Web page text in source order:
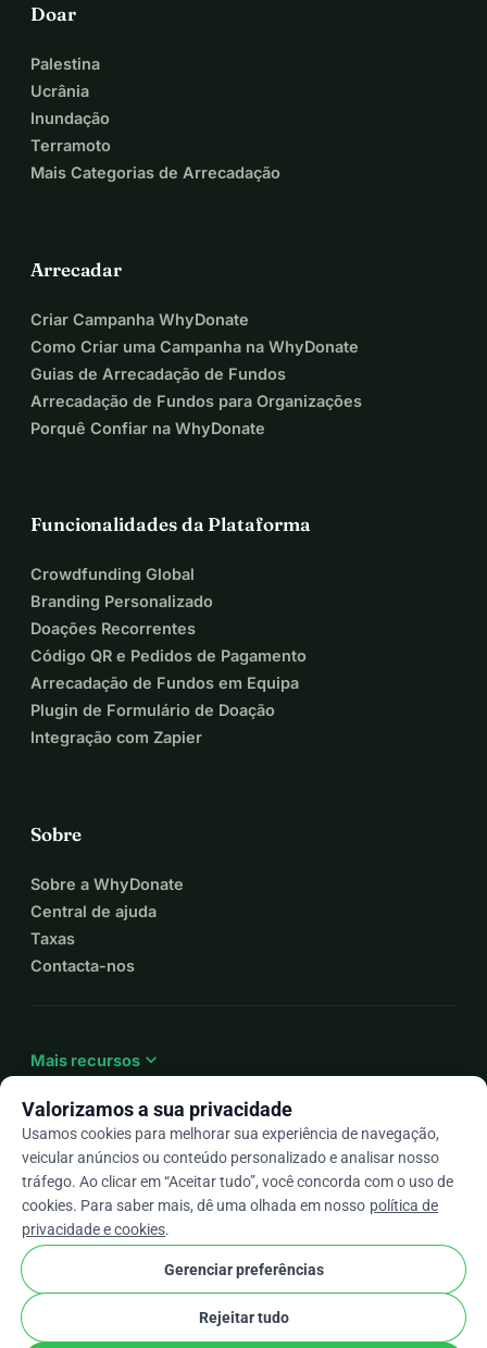
Doar
Palestina
Ucrânia
Inundação
Terramoto
Mais Categorias de Arrecadação
Arrecadar
Criar Campanha WhyDonate
Como Criar uma Campanha na WhyDonate
Guias de Arrecadação de Fundos
Arrecadação de Fundos para Organizações
Porquê Confiar na WhyDonate
Funcionalidades da Plataforma
Crowdfunding Global
Branding Personalizado
Doações Recorrentes
Código QR e Pedidos de Pagamento
Arrecadação de Fundos em Equipa
Plugin de Formulário de Doação
Integração com Zapier
Sobre
Sobre a WhyDonate
Central de ajuda
Taxas
Contacta-nos
Mais recursos expand_more
Ptarrow_drop_down
★★★★★4,9 / 5 com base em mais de 500 avaliações
WhyDonate Privacidade e cookies
Configurações de Cookies
Valorizamos a sua privacidade
Usamos cookies para melhorar sua experiência de navegação,
veicular anúncios ou conteúdo personalizado e analisar nosso
tráfego. Ao clicar em “Aceitar tudo”, você concorda com o uso de
cookies. Para saber mais, dê uma olhada em nosso política de
privacidade e cookies.
Gerenciar preferências
Rejeitar tudo